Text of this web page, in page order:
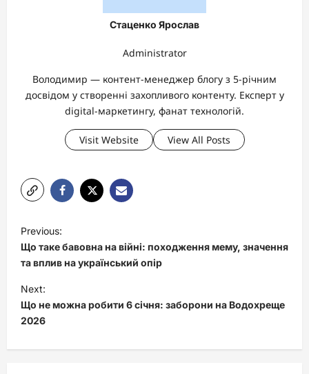
Стаценко Ярослав
Administrator
Володимир — контент-менеджер блогу з 5-річним
досвідом у створенні захопливого контенту. Експерт у
digital-маркетингу, фанат технологій.
Visit Website View All Posts
o
s
t
n
a
v
Previous:
Що таке бавовна на війні: походження мему, значення
та вплив на український опір
Next:
Що не можна робити 6 січня: заборони на Водохреще
2026